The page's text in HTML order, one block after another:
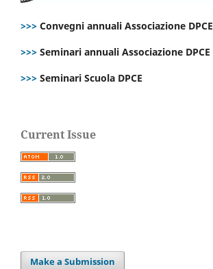
>>> Convegni annuali Associazione DPCE
>>> Seminari annuali Associazione DPCE
>>> Seminari Scuola DPCE
Current Issue
Make a Submission